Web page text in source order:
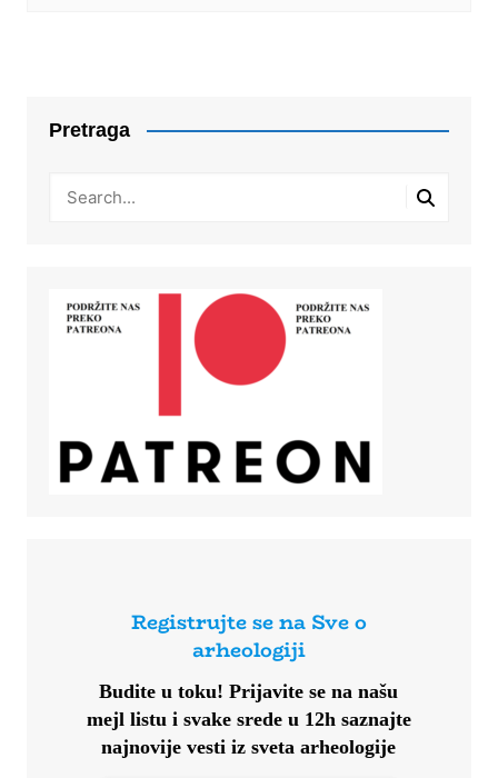
Pretraga
Registrujte se na Sve o
arheologiji
Budite u toku!Prijavite se na našu
mejl listu i svake srede u 12h saznajte
najnovije vesti iz sveta arheologije